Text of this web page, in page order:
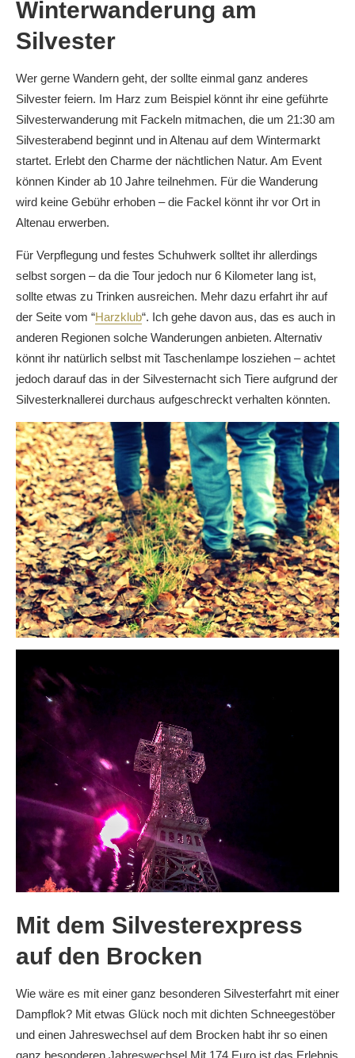
Winterwanderung am
Silvester
Wer gerne Wandern geht, der sollte einmal ganz anderes
Silvester feiern. Im Harz zum Beispiel könnt ihr eine geführte
Silvesterwanderung mit Fackeln mitmachen, die um 21:30 am
Silvesterabend beginnt und in Altenau auf dem Wintermarkt
startet. Erlebt den Charme der nächtlichen Natur. Am Event
können Kinder ab 10 Jahre teilnehmen. Für die Wanderung
wird keine Gebühr erhoben – die Fackel könnt ihr vor Ort in
Altenau erwerben.
Für Verpflegung und festes Schuhwerk solltet ihr allerdings
selbst sorgen – da die Tour jedoch nur 6 Kilometer lang ist,
sollte etwas zu Trinken ausreichen. Mehr dazu erfahrt ihr auf
der Seite vom “Harzklub“. Ich gehe davon aus, das es auch in
anderen Regionen solche Wanderungen anbieten. Alternativ
könnt ihr natürlich selbst mit Taschenlampe losziehen – achtet
jedoch darauf das in der Silvesternacht sich Tiere aufgrund der
Silvesterknallerei durchaus aufgeschreckt verhalten könnten.
Mit dem Silvesterexpress
auf den Brocken
Wie wäre es mit einer ganz besonderen Silvesterfahrt mit einer
Dampflok? Mit etwas Glück noch mit dichten Schneegestöber
und einen Jahreswechsel auf dem Brocken habt ihr so einen